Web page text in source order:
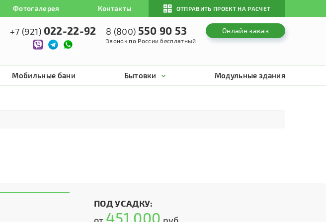
Фотогалерея Контакты ОТПРАВИТЬ ПРОЕКТ НА РАСЧЕТ
+7 (921) 022-22-92 8 (800) 550 90 53
Звонок по России бесплатный
Онлайн заказ
Мобильные бани Бытовки Модульные здания
ПОД УСАДКУ:
451 000